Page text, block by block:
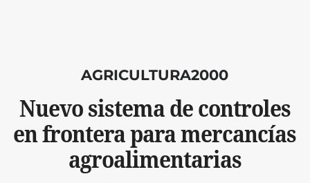
AGRICULTURA2000
Nuevo sistema de controles
en frontera para mercancías
agroalimentarias